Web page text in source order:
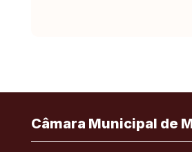
Câmara Municipal de